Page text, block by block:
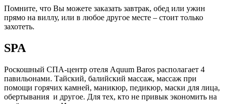
Помните, что Вы можете заказать завтрак, обед или ужин
прямо на виллу, или в любое другое месте – стоит только
захотеть.
SPA
Роскошный СПА-центр отеля Aquum Baros располагает 4
павильонами. Тайский, балийский массаж, массаж при
помощи горячих камней, маникюр, педикюр, маски для лица,
обертывания и другое. Для тех, кто не привык экономить на